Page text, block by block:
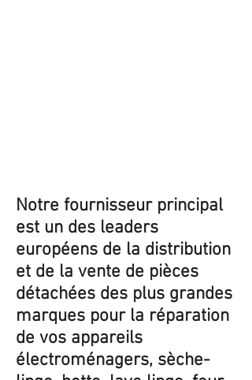
Notre fournisseur principal
est un des leaders
européens de la distribution
et de la vente de pièces
détachées des plus grandes
marques pour la réparation
de vos appareils
électroménagers, sèche-